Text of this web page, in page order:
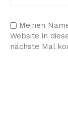
Meinen
Website in
nächste Mal